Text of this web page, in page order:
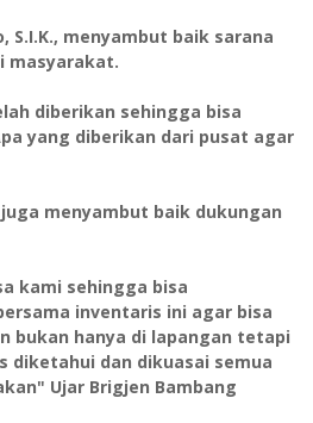
S.I.K., menyambut baik sarana
masyarakat.
diberikan sehingga bisa
yang diberikan dari pusat agar
menyambut baik dukungan
kami sehingga bisa
inventaris ini agar bisa
bukan hanya di lapangan tetapi
diketahui dan dikuasai semua
Ujar Brigjen Bambang